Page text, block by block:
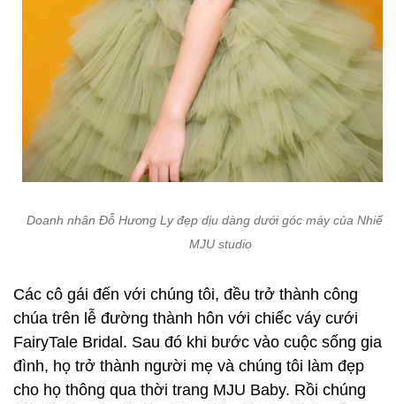
Doanh nhân Đỗ Hương Ly đẹp dịu dàng dưới góc máy của Nhiếp
MJU studio
Các cô gái đến với chúng tôi, đều trở thành công
chúa trên lễ đường thành hôn với chiếc váy cưới
FairyTale Bridal. Sau đó khi bước vào cuộc sống gia
đình, họ trở thành người mẹ và chúng tôi làm đẹp
cho họ thông qua thời trang MJU Baby. Rồi chúng